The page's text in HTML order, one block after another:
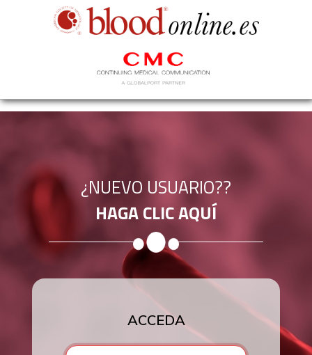
¿NUEVO USUARIO??
HAGA CLIC AQUÍ
ACCEDA